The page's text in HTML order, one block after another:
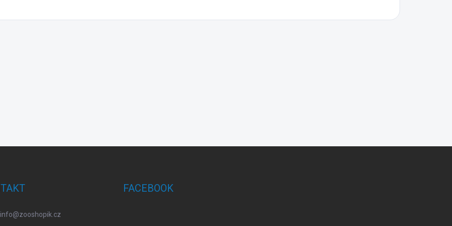
info@zooshopik.cz
FACEBOOK